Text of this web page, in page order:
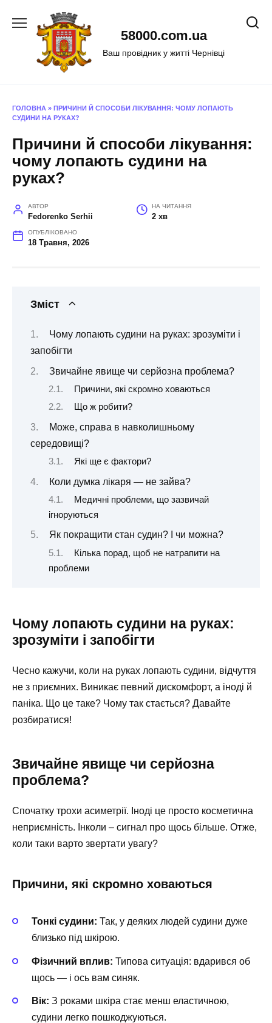
58000.com.ua
Ваш провідник у житті Чернівці
ГОЛОВНА » ПРИЧИНИ Й СПОСОБИ ЛІКУВАННЯ: ЧОМУ ЛОПАЮТЬ
СУДИНИ НА РУКАХ?
Причини й способи лікування:
чому лопають судини на
руках?
АВТОР
Fedorenko Serhii
НА ЧИТАННЯ
2 хв
ОПУБЛІКОВАНО
18 Травня, 2026
Зміст
Чому лопають судини на руках: зрозуміти і
запобігти
Звичайне явище чи серйозна проблема?
Причини, які скромно ховаються
Що ж робити?
Може, справа в навколишньому
середовищі?
Які ще є фактори?
Коли думка лікаря — не зайва?
Медичні проблеми, що зазвичай
ігноруються
Як покращити стан судин? І чи можна?
Кілька порад, щоб не натрапити на
проблеми
Чому лопають судини на руках:
зрозуміти і запобігти
Чесно кажучи, коли на руках лопають судини, відчуття
не з приємних. Виникає певний дискомфорт, а іноді й
паніка. Що це таке? Чому так стається? Давайте
розбиратися!
Звичайне явище чи серйозна
проблема?
Спочатку трохи асиметрії. Іноді це просто косметична
неприємність. Інколи – сигнал про щось більше. Отже,
коли таки варто звертати увагу?
Причини, які скромно ховаються
Тонкі судини: Так, у деяких людей судини дуже
близько під шкірою.
Фізичний вплив: Типова ситуація: вдарився об
щось — і ось вам синяк.
Вік: З роками шкіра стає менш еластичною,
судини легко пошкоджуються.